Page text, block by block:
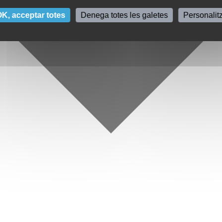
acceptar totes Denega totes les galetes